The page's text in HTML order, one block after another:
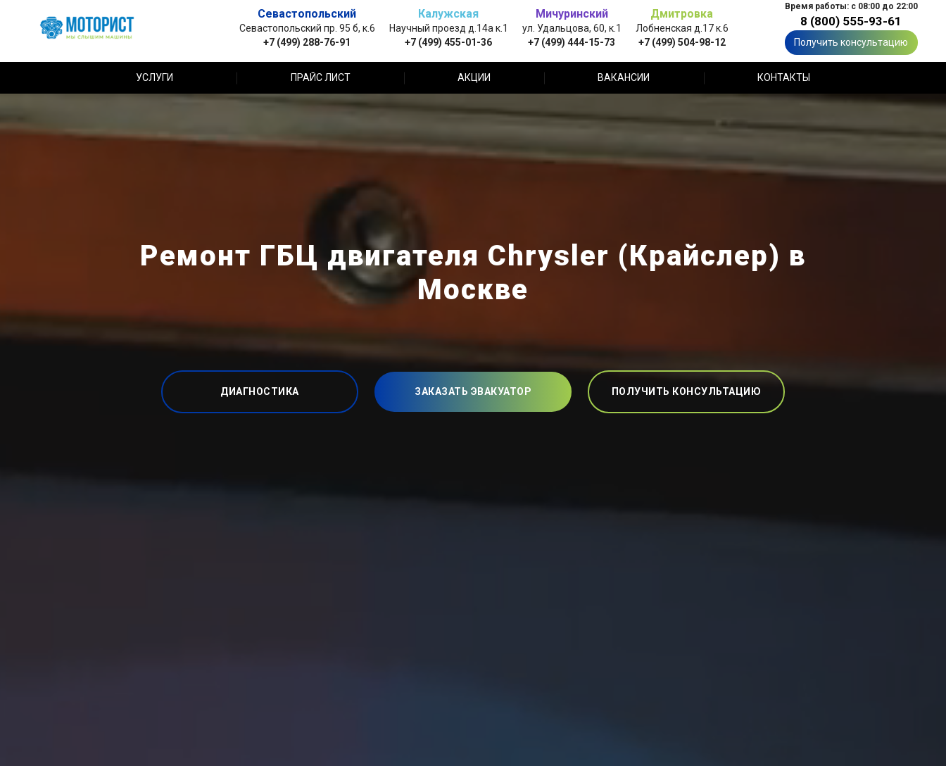
Севастопольский
Севастопольский пр. 95 б, к.6
+7 (499) 288-76-91
Калужская
Научный проезд д.14а к.1
+7 (499) 455-01-36
Мичуринский
ул. Удальцова, 60, к.1
+7 (499) 444-15-73
Дмитровка
Лобненская д.17 к.6
+7 (499) 504-98-12
Время работы: с 08:00 до 22:00
8 (800) 555-93-61
Получить консультацию
УСЛУГИ ПРАЙС ЛИСТ АКЦИИ ВАКАНСИИ КОНТАКТЫ
Ремонт ГБЦ двигателя Chrysler (Крайслер) в
Москве
ДИАГНОСТИКА ЗАКАЗАТЬ ЭВАКУАТОР ПОЛУЧИТЬ КОНСУЛЬТАЦИЮ